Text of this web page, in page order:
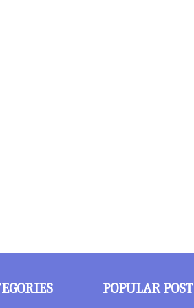
POPULAR POST